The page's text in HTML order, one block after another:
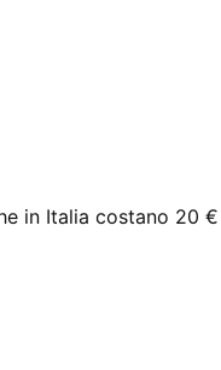
in Italia costano 20